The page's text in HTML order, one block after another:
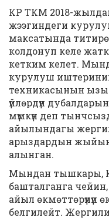
КР ТКМ 2018-
жээгиндеги
максатында
колдонуп келе
кетким келет.
курулуш
техникасынын ызы-
үйлөрдүн
мүмкүн деп
айылындагы
арыздардын
алынган.
Мындан тышкары,
башталганга
айыл өкмөттөрүнүн
белгилейт.